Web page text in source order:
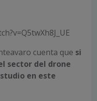
cuenta que si
sector del drone
en este